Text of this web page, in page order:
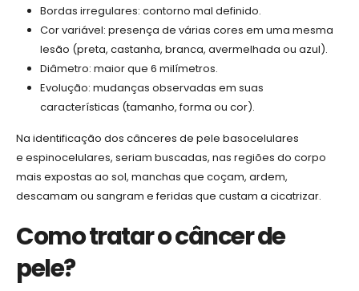
Bordas irregulares: contorno mal definido.
Cor variável: presença de várias cores em uma mesma
lesão (preta, castanha, branca, avermelhada ou azul).
Diâmetro: maior que 6 milímetros.
Evolução: mudanças observadas em suas
características (tamanho, forma ou cor).
Na identificação dos cânceres de pele basocelulares
e espinocelulares, seriam buscadas, nas regiões do corpo
mais expostas ao sol, manchas que coçam, ardem,
descamam ou sangram e feridas que custam a cicatrizar.
Como tratar o câncer de
pele?